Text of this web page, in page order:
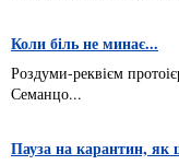
Коли біль не минає...
Роздуми-реквієм
Семанцо...
Пауза на карантин, як